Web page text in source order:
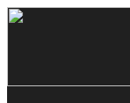
Skip
Skip